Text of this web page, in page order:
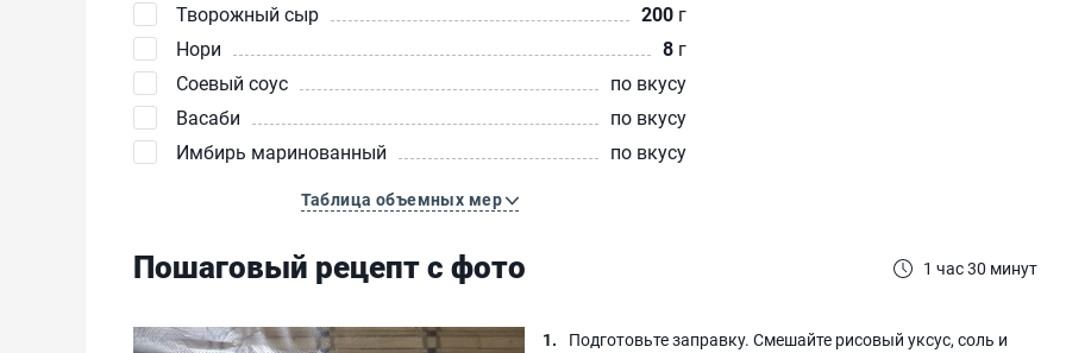
Творожный сыр
200 г
Нори
8 г
Соевый соус
по вкусу
Васаби
по вкусу
Имбирь маринованный
по вкусу
Таблица объемных мер
Пошаговый рецепт с фото 1 час 30 минут
Подготовьте заправку. Смешайте рисовый уксус, соль и